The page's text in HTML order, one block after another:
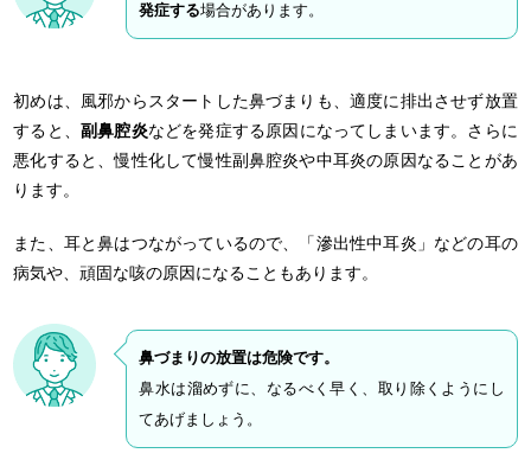
発症する場合があります。
初めは、風邪からスタートした鼻づまりも、適度に排出させず放置
すると、 副鼻腔炎などを発症する原因になってしまいます。さらに
悪化すると、慢性化して慢性副鼻腔炎や中耳炎の原因なることがあ
ります。
また、耳と鼻はつながっているので、「滲出性中耳炎」などの耳の
病気や、頑固な咳の原因になることもあります。
鼻づまりの放置は危険です。
鼻水は溜めずに、なるべく早く、取り除くようにし
てあげましょう。